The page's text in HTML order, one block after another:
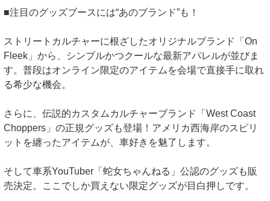
■注目のグッズブースには“あのブランド”も！
ストリートカルチャーに根ざしたオリジナルブランド「On
Fleek」から、シンプルかつクールな最新アパレルが並びま
す。普段はオンライン限定のアイテムを会場で直接手に取れ
る希少な機会。
さらに、伝説的カスタムカルチャーブランド「West Coast
Choppers」の正規グッズも登場！アメリカ西海岸のスピリ
ットを纏ったアイテムが、車好きを魅了します。
そして車系YouTuber「蛇女ちゃんねる」公認のグッズも販
売決定。ここでしか買えない限定グッズが目白押しです。